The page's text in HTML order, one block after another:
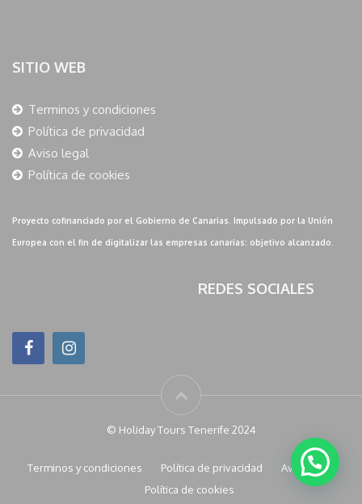
SITIO WEB
Terminos y condiciones
Política de privacidad
Aviso legal
Política de cookies
Proyecto cofinanciado por el Gobierno de Canarias. Impulsado por la Unión
Europea con el fin de digitalizar las empresas canarias: objetivo alcanzado.
REDES SOCIALES
© Holiday Tours Tenerife 2024
Terminos y condiciones Política de privacidad
Aviso legal
Política de cookies